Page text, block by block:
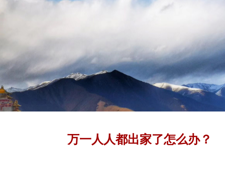
万一人人都出家了怎么办？